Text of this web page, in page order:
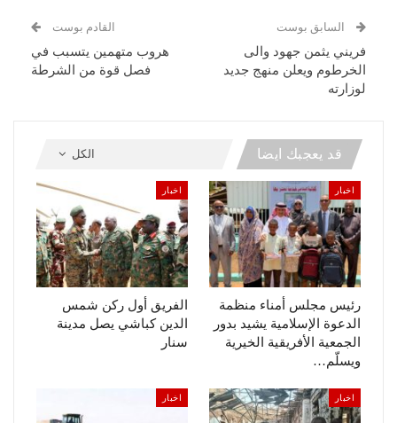
السابق بوست
فريني يثمن جهود والى
الخرطوم ويعلن منهج جديد
لوزارته
القادم بوست
هروب متهمين يتسبب في
فصل قوة من الشرطة
الكل قد يعجبك ايضا
اخبار
رئيس مجلس أمناء منظمة
الدعوة الإسلامية يشيد بدور
الجمعية الأفريقية الخيرية
ويسلّم…
اخبار
الفريق أول ركن شمس
الدين كباشي يصل مدينة
سنار
اخبار اخبار